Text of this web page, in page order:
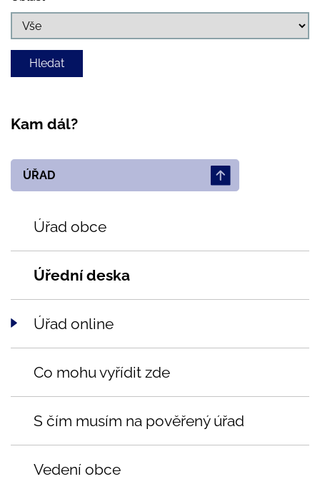
Kam dál?
ÚŘAD
Úřad obce
Úřední deska
Úřad online
Co mohu vyřídit zde
S čím musím na pověřený úřad
Vedení obce